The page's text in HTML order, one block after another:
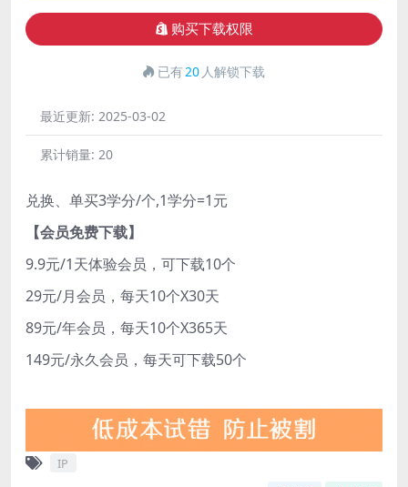
购买下载权限
已有20 人解锁下载
最近更新: 2025-03-02
累计销量: 20
兑换、单买3学分/个,1学分=1元
【会员免费下载】
9.9元/1天体验会员，可下载10个
29元/月会员，每天10个X30天
89元/年会员，每天10个X365天
149元/永久会员，每天可下载50个
IP